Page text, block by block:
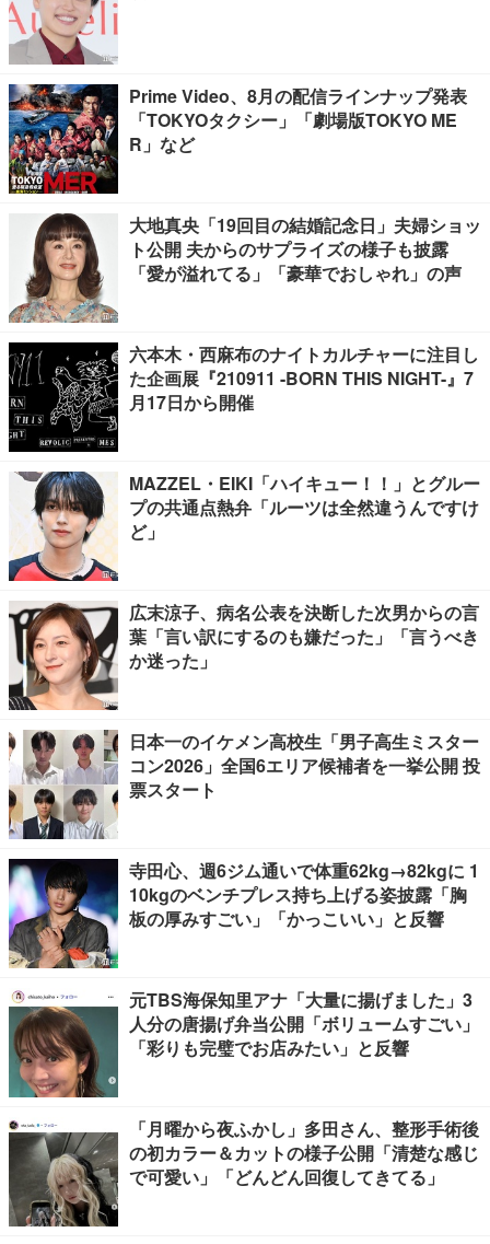
Prime Video、8月の配信ラインナップ発表
「TOKYOタクシー」「劇場版TOKYO ME
R」など
大地真央「19回目の結婚記念日」夫婦ショッ
ト公開 夫からのサプライズの様子も披露
「愛が溢れてる」「豪華でおしゃれ」の声
六本木・西麻布のナイトカルチャーに注目し
た企画展『210911 -BORN THIS NIGHT-』7
月17日から開催
MAZZEL・EIKI「ハイキュー！！」とグルー
プの共通点熱弁「ルーツは全然違うんですけ
ど」
広末涼子、病名公表を決断した次男からの言
葉「言い訳にするのも嫌だった」「言うべき
か迷った」
日本一のイケメン高校生「男子高生ミスター
コン2026」全国6エリア候補者を一挙公開 投
票スタート
寺田心、週6ジム通いで体重62kg→82kgに 1
10kgのベンチプレス持ち上げる姿披露「胸
板の厚みすごい」「かっこいい」と反響
元TBS海保知里アナ「大量に揚げました」3
人分の唐揚げ弁当公開「ボリュームすごい」
「彩りも完璧でお店みたい」と反響
「月曜から夜ふかし」多田さん、整形手術後
の初カラー＆カットの様子公開「清楚な感じ
で可愛い」「どんどん回復してきてる」